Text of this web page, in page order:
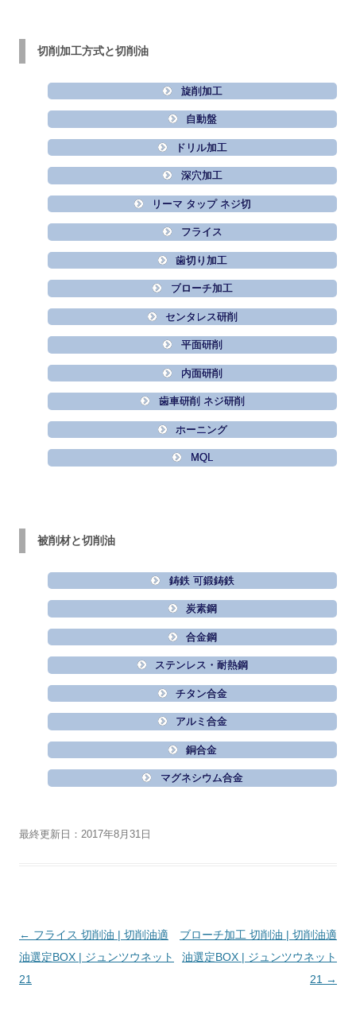
切削加工方式と切削油
旋削加工
自動盤
ドリル加工
深穴加工
リーマ タップ ネジ切
フライス
歯切り加工
ブローチ加工
センタレス研削
平面研削
内面研削
歯車研削 ネジ研削
ホーニング
MQL
被削材と切削油
鋳鉄 可鍛鋳鉄
炭素鋼
合金鋼
ステンレス・耐熱鋼
チタン合金
アルミ合金
銅合金
マグネシウム合金
最終更新日：2017年8月31日
投
稿
ナ
← フライス 切削油 | 切削油適
油選定BOX | ジュンツウネット
21
ブローチ加工 切削油 | 切削油適
油選定BOX | ジュンツウネット
21 →